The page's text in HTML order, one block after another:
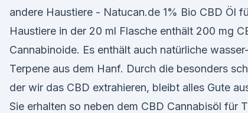
andere Haustiere - Natucan.de 1% Bio CBD Öl
Haustiere in der 20 ml Flasche enthält 200 mg
Cannabinoide. Es enthält auch natürliche
Terpene aus dem Hanf. Durch die besonders
der wir das CBD extrahieren, bleibt alles Gute
Sie erhalten so neben dem CBD Cannabisöl für